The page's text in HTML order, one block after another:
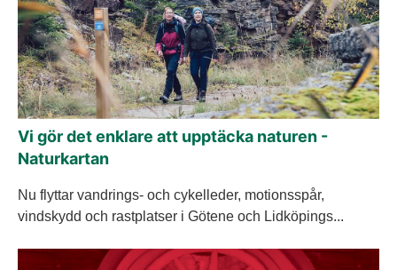
Vi gör det enklare att upptäcka naturen -
Naturkartan
Nu flyttar vandrings- och cykelleder, motionsspår,
vindskydd och rastplatser i Götene och Lidköpings...